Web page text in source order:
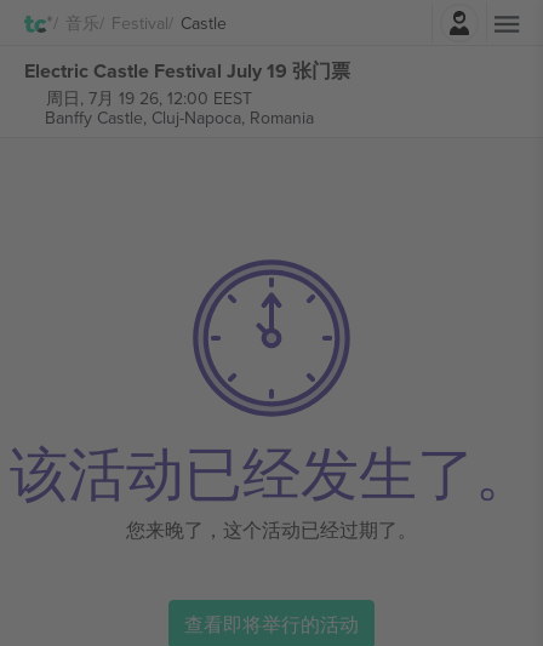
音乐 Festival Castle
Electric Castle Festival July 19 张门票
周日, 7月 19 26, 12:00 EEST
Banffy Castle, Cluj-Napoca, Romania
该活动已经发生了。
您来晚了，这个活动已经过期了。
查看即将举行的活动